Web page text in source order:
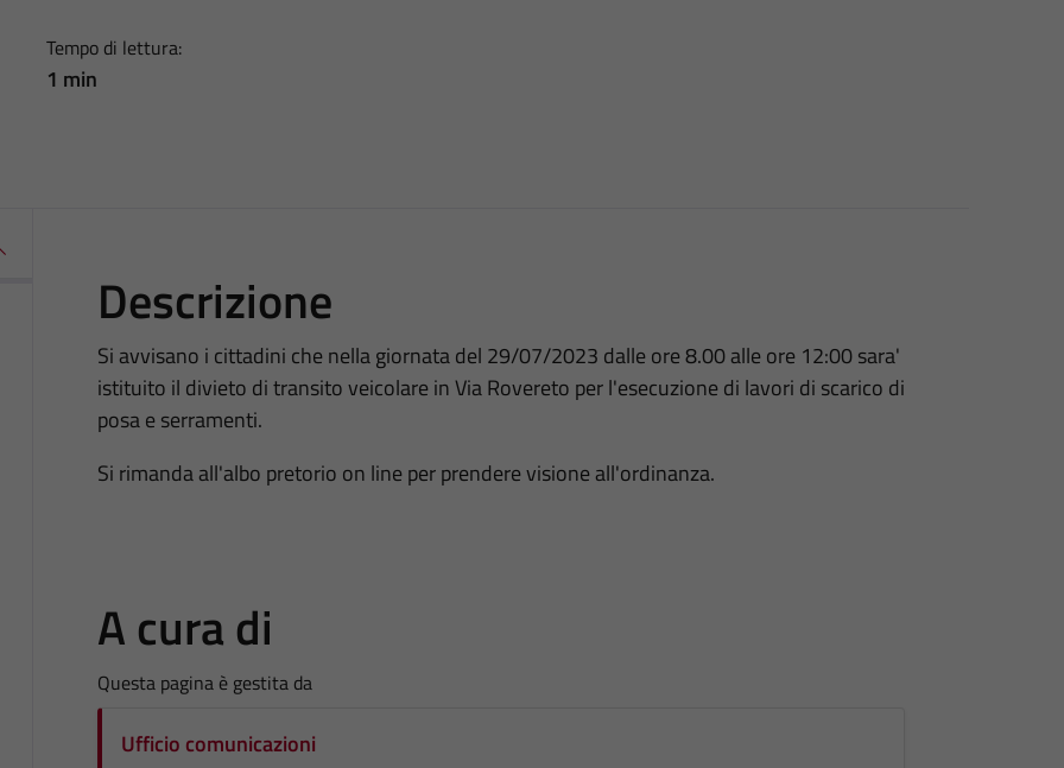
Tempo di lettura:
1 min
Descrizione
Si avvisano i cittadini che nella giornata del 29/07/2023 dalle ore 8.00 alle ore 12:00 sara'
istituito il divieto di transito veicolare in Via Rovereto per l'esecuzione di lavori di scarico di
posa e serramenti.
Si rimanda all'albo pretorio on line per prendere visione all'ordinanza.
A cura di
Questa pagina è gestita da
Ufficio comunicazioni